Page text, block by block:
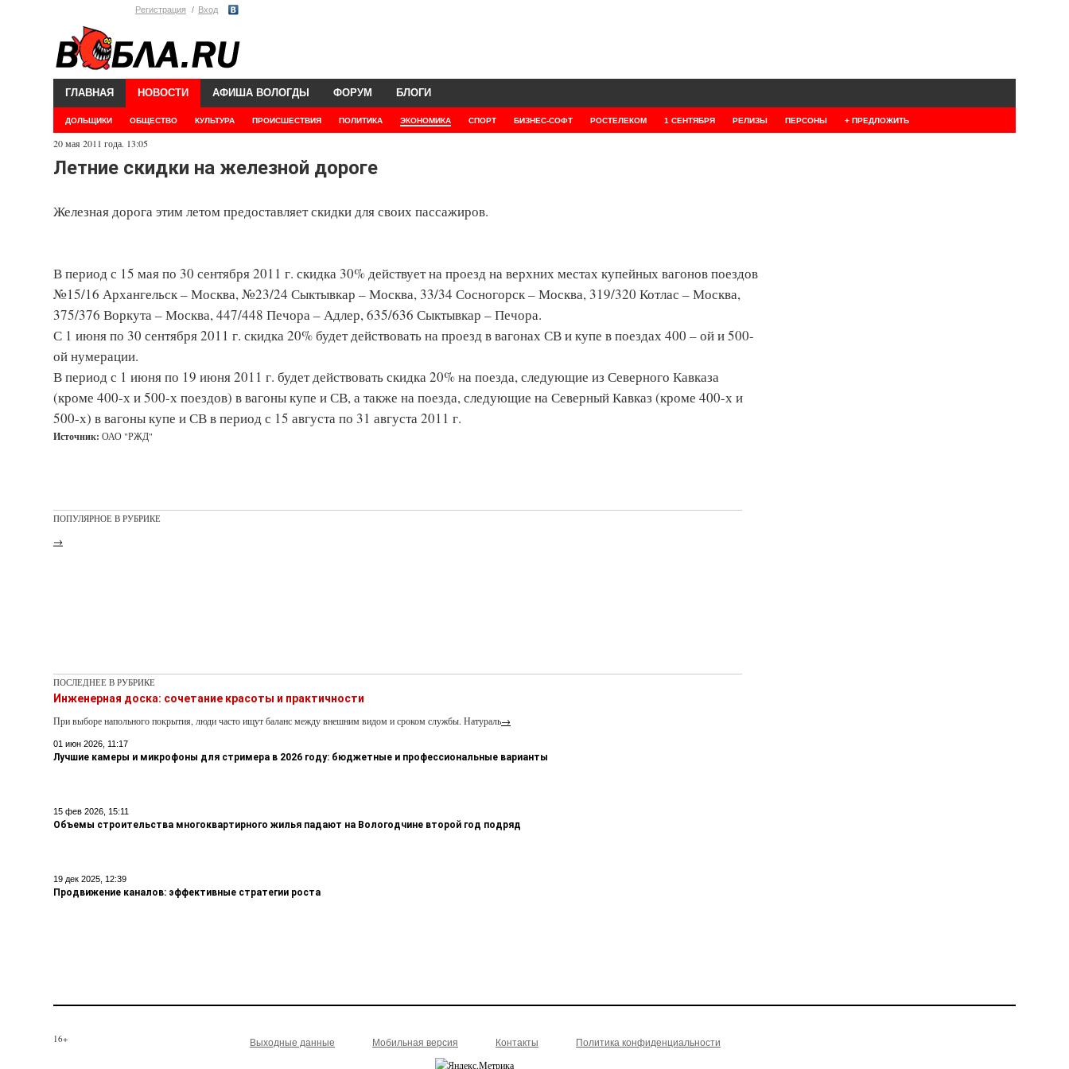
Регистрация Вход
ГЛАВНАЯ НОВОСТИ
ДОЛЬЩИКИ ОБЩЕСТВО КУЛЬТУРА ПРОИСШЕСТВИЯ ПОЛИТИКА ЭКОНОМИКА СПОРТ БИЗНЕС-СОФТ РОСТЕЛЕКОМ 1 СЕНТЯБРЯ РЕЛИЗЫ ПЕРСОНЫ + ПРЕДЛОЖИТЬ
АФИША ВОЛОГДЫ ФОРУМ БЛОГИ
20 мая 2011 года. 13:05
Летние скидки на железной дороге
Железная дорога этим летом предоставляет скидки для своих пассажиров.
В период с 15 мая по 30 сентября 2011 г. скидка 30% действует на проезд на верхних местах купейных вагонов поездов
№15/16 Архангельск – Москва, №23/24 Сыктывкар – Москва, 33/34 Сосногорск – Москва, 319/320 Котлас – Москва,
375/376 Воркута – Москва, 447/448 Печора – Адлер, 635/636 Сыктывкар – Печора.
С 1 июня по 30 сентября 2011 г. скидка 20% будет действовать на проезд в вагонах СВ и купе в поездах 400 – ой и 500-
ой нумерации.
В период с 1 июня по 19 июня 2011 г. будет действовать скидка 20% на поезда, следующие из Северного Кавказа
(кроме 400-х и 500-х поездов) в вагоны купе и СВ, а также на поезда, следующие на Северный Кавказ (кроме 400-х и
500-х) в вагоны купе и СВ в период с 15 августа по 31 августа 2011 г.
Источник: ОАО "РЖД"
ПОПУЛЯРНОЕ В РУБРИКЕ
→
ПОСЛЕДНЕЕ В РУБРИКЕ
Инженерная доска: сочетание красоты и практичности
При выборе напольного покрытия, люди часто ищут баланс между внешним видом и сроком службы. Натураль→
01 июн 2026, 11:17
Лучшие камеры и микрофоны для стримера в 2026 году: бюджетные и профессиональные варианты
15 фев 2026, 15:11
Объемы строительства многоквартирного жилья падают на Вологодчине второй год подряд
19 дек 2025, 12:39
Продвижение каналов: эффективные стратегии роста
16+ Выходные данные Мобильная версия Контакты Политика конфиденциальности